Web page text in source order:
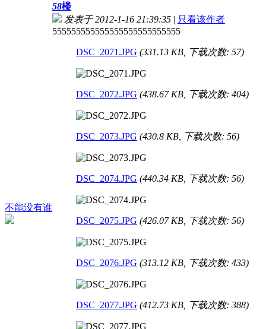
不能没有谁
58楼
发表于 2012-1-16 21:39:35 | 只看该作者
555555555555555555555555555
DSC_2071.JPG (331.13 KB, 下载次数: 57)
DSC_2072.JPG (438.67 KB, 下载次数: 404)
DSC_2073.JPG (430.8 KB, 下载次数: 56)
DSC_2074.JPG (440.34 KB, 下载次数: 56)
DSC_2075.JPG (426.07 KB, 下载次数: 56)
DSC_2076.JPG (313.12 KB, 下载次数: 433)
DSC_2077.JPG (412.73 KB, 下载次数: 388)